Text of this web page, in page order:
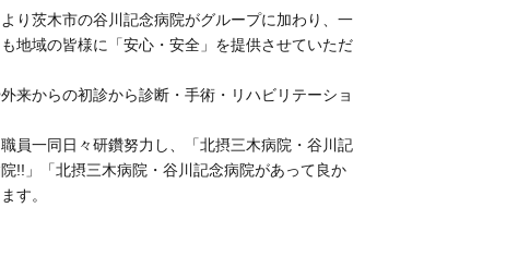
り茨木市の谷川記念病院がグループに加わり、一
地域の皆様に「安心・安全」を提供させていただ
来からの初診から診断・手術・リハビリテーショ
員一同日々研鑽努力し、「北摂三木病院・谷川記
!!」「北摂三木病院・谷川記念病院があって良か
す。